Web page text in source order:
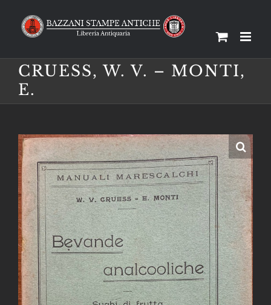
CRUESS, W. V. – MONTI,
E.